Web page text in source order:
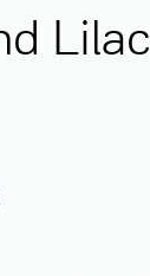
Lilac